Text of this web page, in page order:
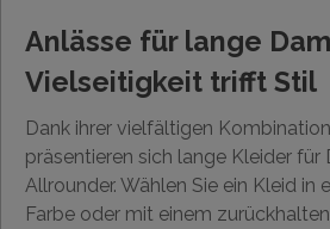
Anlässe für lange
Vielseitigkeit trifft Stil
Dank ihrer vielfältigen
präsentieren sich lange Kleider für
Allrounder. Wählen Sie ein Kleid in
Farbe oder mit einem